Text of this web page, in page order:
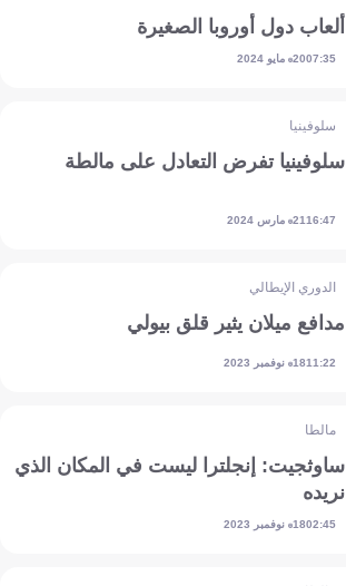
ألعاب دول أوروبا الصغيرة
07:3520 مايو 2024
سلوفينيا
سلوفينيا تفرض التعادل على مالطة
16:4721 مارس 2024
الدوري الإيطالي
مدافع ميلان يثير قلق بيولي
11:2218 نوفمبر 2023
مالطا
ساوثجيت: إنجلترا ليست في المكان الذي
نريده
02:4518 نوفمبر 2023